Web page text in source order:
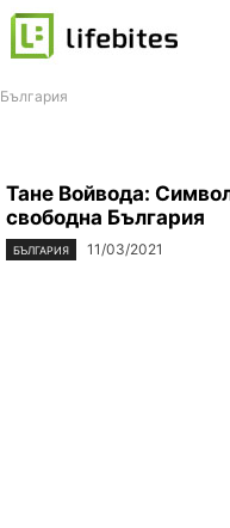
България
Тане Войвода:
свободна България
БЪЛГАРИЯ 11/03/2021